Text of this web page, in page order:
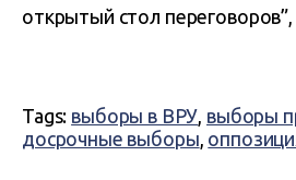
открытый стол
Tags: выборы в ВРУ, выборы
досрочные выборы,